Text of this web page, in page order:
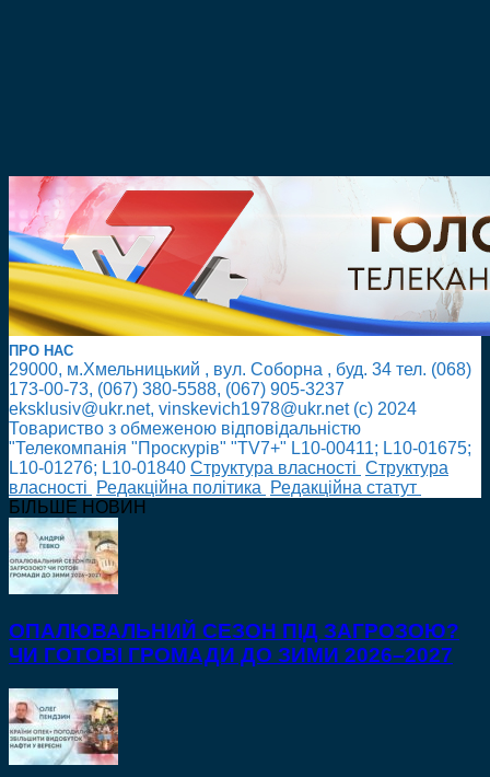
ПРО НАС
29000, м.Хмельницький , вул. Соборна , буд. 34 тел. (068)
173-00-73, (067) 380-5588, (067) 905-3237
eksklusiv@ukr.net, vinskevich1978@ukr.net (с) 2024
Товариство з обмеженою відповідальністю
"Телекомпанія "Проскурів" "TV7+" L10-00411; L10-01675;
L10-01276; L10-01840 Cтруктура власності Cтруктура
власності
Редакційна політика
Редакційна статут
БІЛЬШЕ НОВИН
ОПАЛЮВАЛЬНИЙ СЕЗОН ПІД ЗАГРОЗОЮ?
ЧИ ГОТОВІ ГРОМАДИ ДО ЗИМИ 2026–2027